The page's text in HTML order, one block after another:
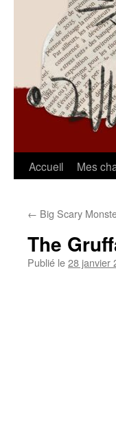
Aller
contenu
Accueil Mes
← Big Scary
The
Publié le28 janvier